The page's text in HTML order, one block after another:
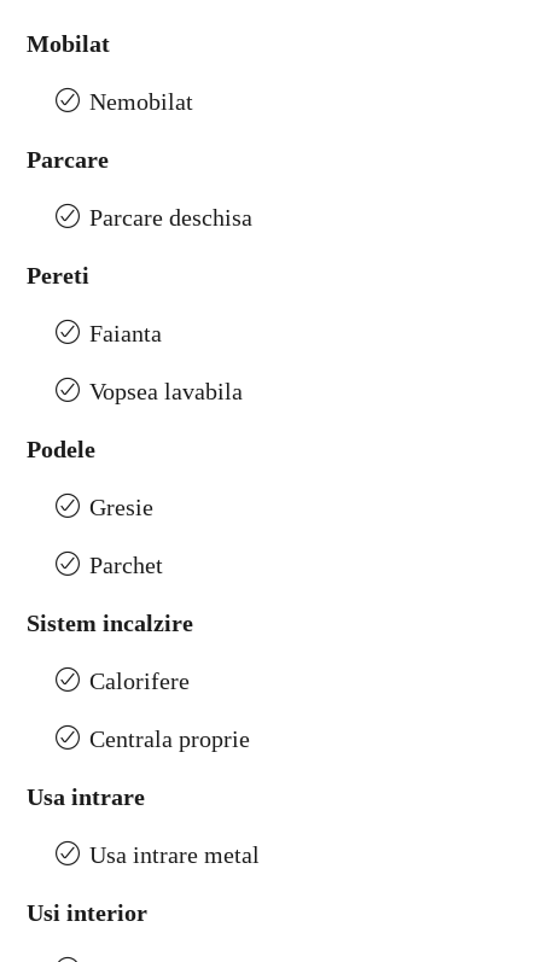
Mobilat
Nemobilat
Parcare
Parcare deschisa
Pereti
Faianta
Vopsea lavabila
Podele
Gresie
Parchet
Sistem incalzire
Calorifere
Centrala proprie
Usa intrare
Usa intrare metal
Usi interior